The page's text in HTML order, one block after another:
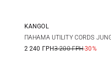
S M L
KANGOL
ПАНАМА UTILITY CORDS
2 240 ГРН3 200 ГРН-30%